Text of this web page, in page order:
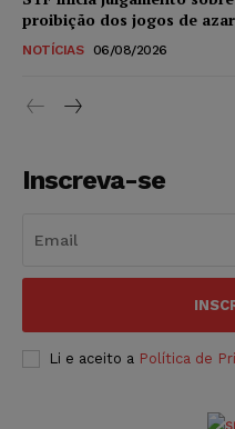
proibição dos jogos de
NOTÍCIAS 06/08/2026
Inscreva-se
Li e aceito a Política de